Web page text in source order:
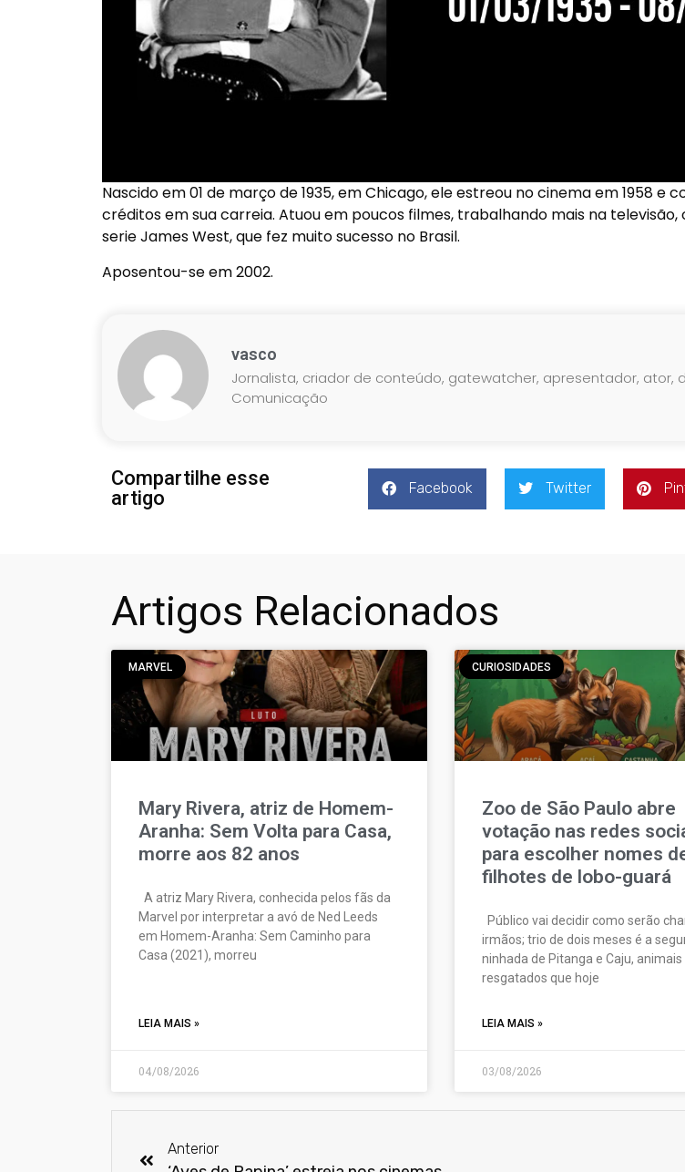
Nascido em 01 de março de 1935, em Chicago, ele estreou no cinema em 1958 e
créditos em sua carreia. Atuou em poucos filmes, trabalhando mais na
serie James West, que fez muito sucesso no Brasil.
Aposentou-se em 2002.
vasco
Jornalista, criador de conteúdo, gatewatcher, apresentador, ator,
Comunicação
Compartilhe esse
artigo
Facebook Twitter
Artigos Relacionados
MARVEL
Mary Rivera, atriz de Homem-
Aranha: Sem Volta para Casa,
morre aos 82 anos
A atriz Mary Rivera, conhecida pelos fãs da
Marvel por interpretar a avó de Ned Leeds
em Homem-Aranha: Sem Caminho para
Casa (2021), morreu
LEIA MAIS »
04/08/2026
CURIOSIDADES
Zoo de São Paulo abre
votação nas redes
para escolher nomes
filhotes de lobo-guará
Público vai decidir como serão
irmãos; trio de dois meses é a
ninhada de Pitanga e Caju, animais
resgatados que hoje
LEIA MAIS »
03/08/2026
Anterior